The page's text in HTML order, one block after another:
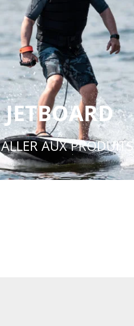
JETBOARD
ALLER AUX PRODUITS